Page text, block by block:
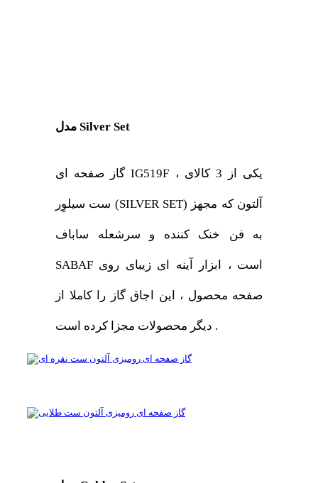
مدل Silver Set
گاز صفحه ای IG519F ، یکی از 3 کالای
ست سیلوِر (SILVER SET) آلتون که مجهز
به فن خنک کننده و سرشعله ساباف
SABAF است ، ابزار آینه ای زیبای روی
صفحه محصول ، این اجاق گاز را کاملا از
دیگر محصولات مجزا کرده است .